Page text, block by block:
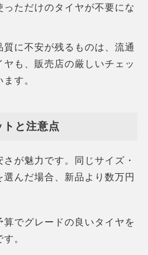
っただけのタイヤが不要にな
に不安が残るものは、流通
ヤも、販売店の厳しいチェッ
す。
と注意点
が魅力です。同じサイズ・
んだ場合、新品より数万円
でグレードの良いタイヤを
。